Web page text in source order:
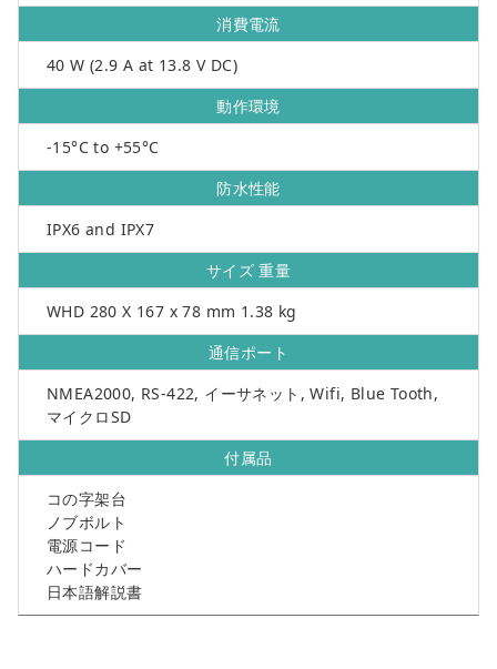
お買い物を続ける
消費電流
40 W (2.9 A at 13.8 V DC)
動作環境
-15°C to +55°C
防水性能
IPX6 and IPX7
サイズ 重量
WHD 280 X 167 x 78 mm 1.38 kg
通信ポート
NMEA2000, RS-422, イーサネット, Wifi, Blue Tooth,
マイクロSD
付属品
コの字架台
ノブボルト
電源コード
ハードカバー
日本語解説書